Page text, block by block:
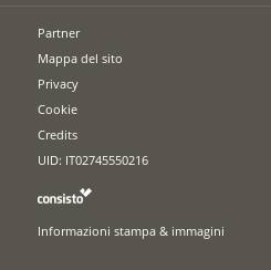
Partner
Mappa del sito
Privacy
Cookie
Credits
UID: IT02745550216
Informazioni stampa & immagini